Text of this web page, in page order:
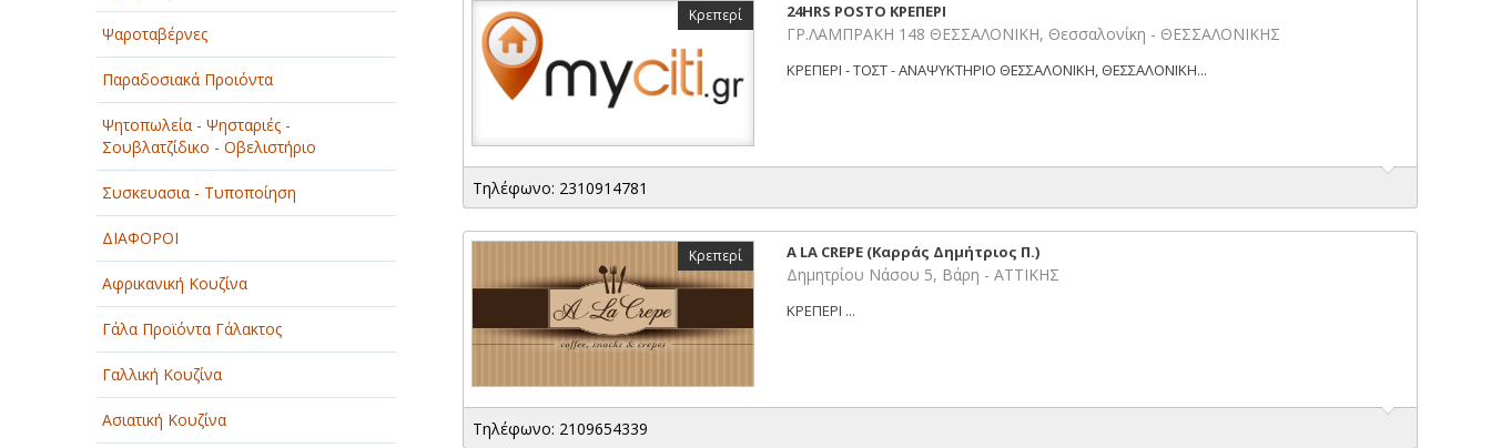
ΤΕΧΝΟΛΟΓΙΑ
ΥΓΕΙΑ - ΙΑΤΡΟΙ
ΦΑΓΗΤΟ
Ψαροταβέρνες
Παραδοσιακά Προιόντα
Ψητοπωλεία - Ψησταριές -
Σουβλατζίδικο - Οβελιστήριο
Συσκευασια - Τυποποίηση
ΔΙΑΦΟΡΟΙ
Αφρικανική Κουζίνα
Γάλα Προϊόντα Γάλακτος
Γαλλική Κουζίνα
Ασιατική Κουζίνα
Κρεπερί 24HRS POSTO ΚΡΕΠΕΡΙ
ΓΡ.ΛΑΜΠΡΑΚΗ 148 ΘΕΣΣΑΛΟΝΙΚΗ, Θεσσαλονίκη - ΘΕΣΣΑΛΟΝΙΚΗΣ
ΚΡΕΠΕΡΙ - ΤΟΣΤ - ΑΝΑΨΥΚΤΗΡΙΟ ΘΕΣΣΑΛΟΝΙΚΗ, ΘΕΣΣΑΛΟΝΙΚΗ...
Τηλέφωνο: 2310914781
Κρεπερί A LA CREPE (Καρράς Δημήτριος Π.)
Δημητρίου Νάσου 5, Βάρη - ΑΤΤΙΚΗΣ
ΚΡΕΠΕΡΙ ...
Τηλέφωνο: 2109654339